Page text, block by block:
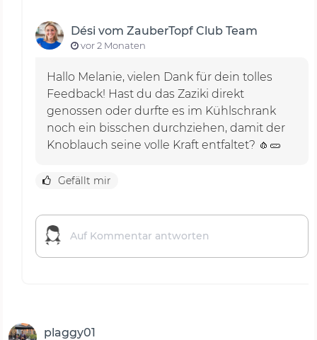
Dési vom ZauberTopf Club Team
vor 2 Monaten
Hallo Melanie, vielen Dank für dein tolles
Feedback! Hast du das Zaziki direkt
genossen oder durfte es im Kühlschrank
noch ein bisschen durchziehen, damit der
Knoblauch seine volle Kraft entfaltet? 🧄🥒
Gefällt mir
plaggy01